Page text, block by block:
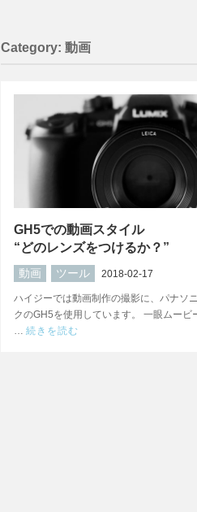
Category: 動画
GH5での動画スタイル
“どのレンズをつけるか？”
動画 ツール 2018-02-17
ハイジーでは動画制作の撮影に、パナソ
クのGH5を使用しています。 一眼ムービ
… 続きを読む